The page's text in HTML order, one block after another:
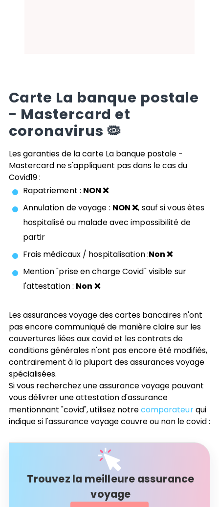
Carte La banque postale
- Mastercard et
coronavirus 🦠
Les garanties de la carte La banque postale -
Mastercardne s'appliquent pas dans le cas du
Covid19 :
Rapatriement : NON ❌
Annulation de voyage : NON ❌, sauf si vous êtes
hospitalisé ou malade avec impossibilité de
partir
Frais médicaux / hospitalisation :Non ❌
Mention "prise en charge Covid" visible sur
l'attestation : Non ❌
Les assurances voyage des cartes bancaires n'ont
pas encore communiqué de manière claire sur les
couvertures liées aux covid et les contrats de
conditions générales n'ont pas encore été modifiés,
contrairement à la plupart des assurances voyage
spécialisées.
Si vous recherchez une assurance voyage pouvant
vous délivrer une attestation d'assurance
mentionnant "covid", utilisez notrecomparateurqui
indique si l'assurance voyage couvre ou non le covid :
Trouvez la meilleure assurance
voyage